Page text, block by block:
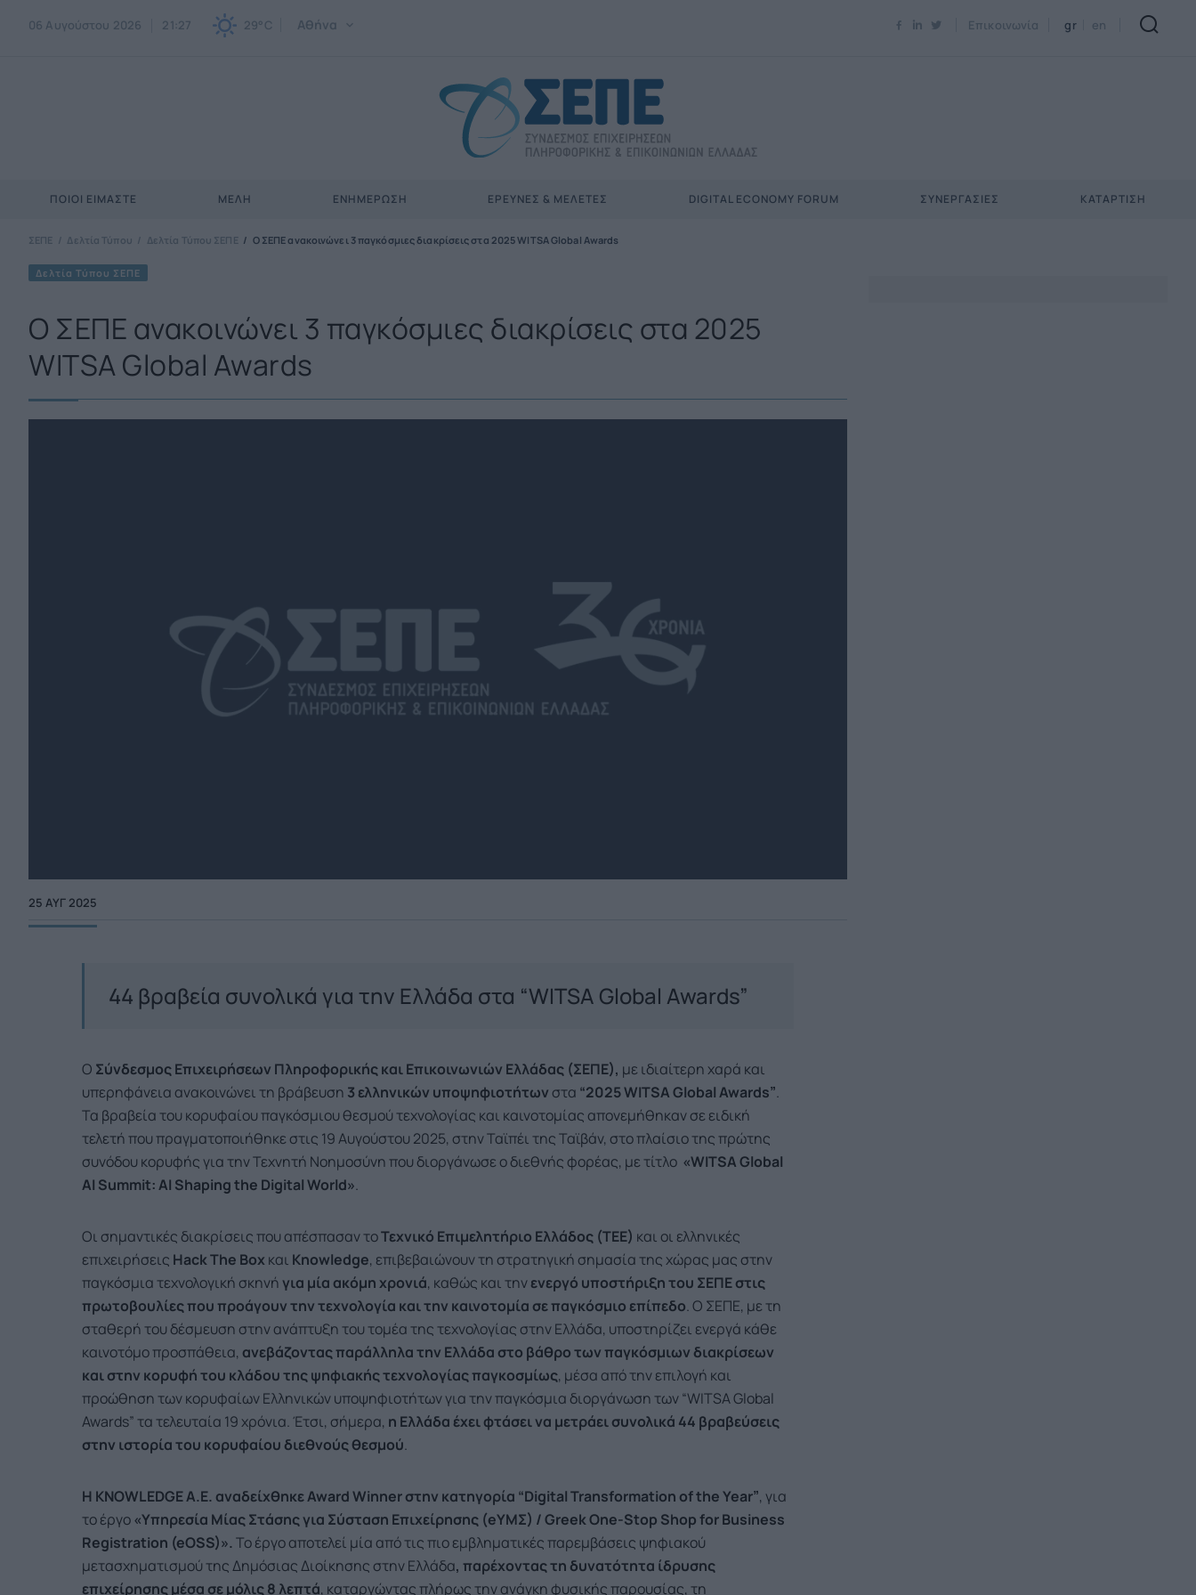
06 Αυγούστου 2026 21:27 29°C Αθήνα Επικοινωνία gr en
ΠΟΙΟΙ ΕΊΜΑΣΤΕ ΜΈΛΗ ΕΝΗΜΕΡΩΣΗ ΈΡΕΥΝΕΣ & ΜΕΛΈΤΕΣ DIGITAL ECONOMY FORUM ΣΥΝΕΡΓΑΣΊΕΣ ΚΑΤΆΡΤΙΣΗ
ΣΕΠΕ Δελτία Τύπου Δελτία Τύπου ΣΕΠΕ Ο ΣΕΠΕ ανακοινώνει 3 παγκόσμιες διακρίσεις στα 2025 WITSA Global Awards
Δελτία Τύπου ΣΕΠΕ
Ο ΣΕΠΕ ανακοινώνει 3 παγκόσμιες διακρίσεις στα 2025
WITSA Global Awards
25 ΑΥΓ 2025
44 βραβεία συνολικά για την Ελλάδα στα “WITSA Global Awards”
Ο Σύνδεσμος Επιχειρήσεων Πληροφορικής και Επικοινωνιών Ελλάδας (ΣΕΠΕ), με ιδιαίτερη χαρά και
υπερηφάνεια ανακοινώνει τη βράβευση 3 ελληνικών υποψηφιοτήτων στα “2025WITSAGlobalAwards”.
Τα βραβεία του κορυφαίου παγκόσμιου θεσμού τεχνολογίας και καινοτομίας απονεμήθηκαν σε ειδική
τελετή που πραγματοποιήθηκε στις 19 Αυγούστου 2025, στην Ταϊπέι της Ταϊβάν, στο πλαίσιο της πρώτης
συνόδου κορυφής για την Τεχνητή Νοημοσύνη που διοργάνωσε ο διεθνής φορέας, με τίτλο «WITSAGlobal
AI Summit:AI Shapingthe DigitalWorld».
Οι σημαντικές διακρίσεις που απέσπασαν τοΤεχνικό Επιμελητήριο Ελλάδος (ΤΕΕ) και οι ελληνικές
επιχειρήσεις Hack The Box και Knowledge, επιβεβαιώνουν τη στρατηγική σημασία της χώρας μας στην
παγκόσμια τεχνολογική σκηνή για μία ακόμη χρονιά, καθώς και τηνενεργό υποστήριξη του ΣΕΠΕ στις
πρωτοβουλίες που προάγουν την τεχνολογία και την καινοτομία σε παγκόσμιο επίπεδο. Ο ΣΕΠΕ, με τη
σταθερή του δέσμευση στην ανάπτυξη του τομέα της τεχνολογίας στην Ελλάδα, υποστηρίζει ενεργά κάθε
καινοτόμο προσπάθεια, ανεβάζοντας παράλληλα την Ελλάδα στο βάθρο των παγκόσμιων διακρίσεων
και στην κορυφή του κλάδου της ψηφιακής τεχνολογίας παγκοσμίως, μέσα από την επιλογή και
προώθηση των κορυφαίων Ελληνικών υποψηφιοτήτων για την παγκόσμια διοργάνωση των “WITSA Global
Awards” τα τελευταία 19 χρόνια. Έτσι, σήμερα, η Ελλάδα έχει φτάσει να μετράει συνολικά 44 βραβεύσεις
στην ιστορία του κορυφαίου διεθνούς θεσμού.
Η KNOWLEDGE Α.Ε. αναδείχθηκεAwardWinnerστην κατηγορία “Digital Transformation of the Year”, για
το έργο«Υπηρεσία Μίας Στάσης για Σύσταση Επιχείρησης (eΥΜΣ) / Greek One-Stop ShopforBusiness
Registration (eOSS)».Το έργο αποτελεί μία από τις πιο εμβληματικές παρεμβάσεις ψηφιακού
μετασχηματισμού της Δημόσιας Διοίκησης στην Ελλάδα, παρέχοντας τη δυνατότητα ίδρυσης
επιχείρησης μέσα σε μόλις 8 λεπτά, καταργώντας πλήρως την ανάγκη φυσικής παρουσίας, τη
Newsletter Email*